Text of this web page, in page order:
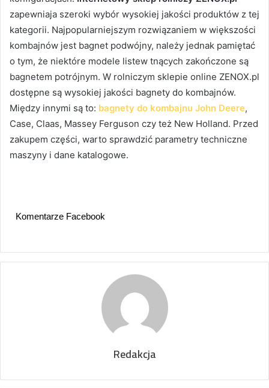
zapewniaja szeroki wybór wysokiej jakości produktów z tej
kategorii. Najpopularniejszym rozwiązaniem w większości
kombajnów jest bagnet podwójny, należy jednak pamiętać
o tym, że niektóre modele listew tnących zakończone są
bagnetem potrójnym. W rolniczym sklepie online ZENOX.pl
dostępne są wysokiej jakości bagnety do kombajnów.
Między innymi są to: bagnety do kombajnu John Deere,
Case, Claas, Massey Ferguson czy też New Holland. Przed
zakupem części, warto sprawdzić parametry techniczne
maszyny i dane katalogowe.
Komentarze Facebook
Redakcja